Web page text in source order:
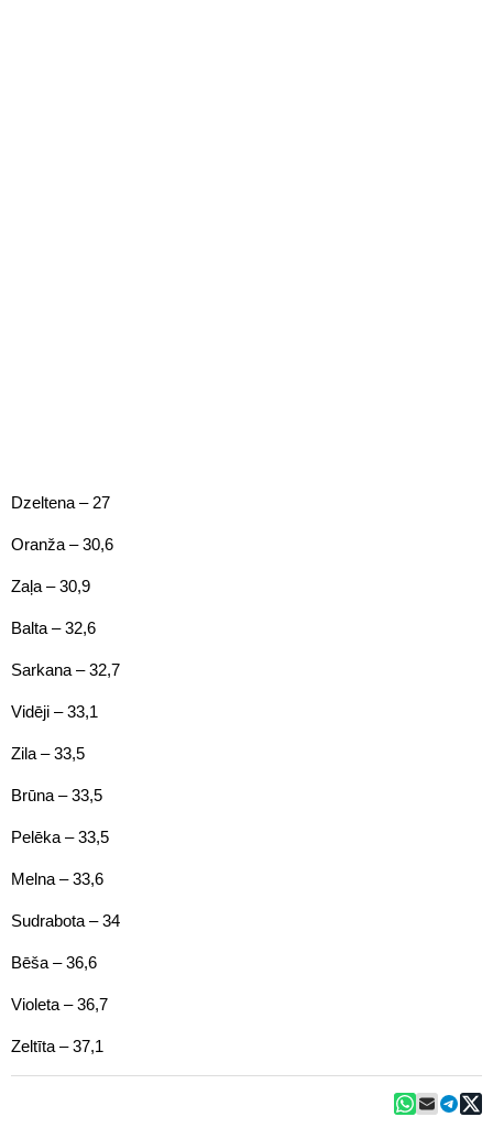
Dzeltena – 27
Oranža – 30,6
Zaļa – 30,9
Balta – 32,6
Sarkana – 32,7
Vidēji – 33,1
Zila – 33,5
Brūna – 33,5
Pelēka – 33,5
Melna – 33,6
Sudrabota – 34
Bēša – 36,6
Violeta – 36,7
Zeltīta – 37,1